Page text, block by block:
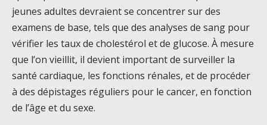
jeunes adultes devraient se concentrer sur des
examens de base, tels que des analyses de sang pour
vérifier les taux de cholestérol et de glucose. À mesure
que l’on vieillit, il devient important de surveiller la
santé cardiaque, les fonctions rénales, et de procéder
à des dépistages réguliers pour le cancer, en fonction
de l’âge et du sexe.